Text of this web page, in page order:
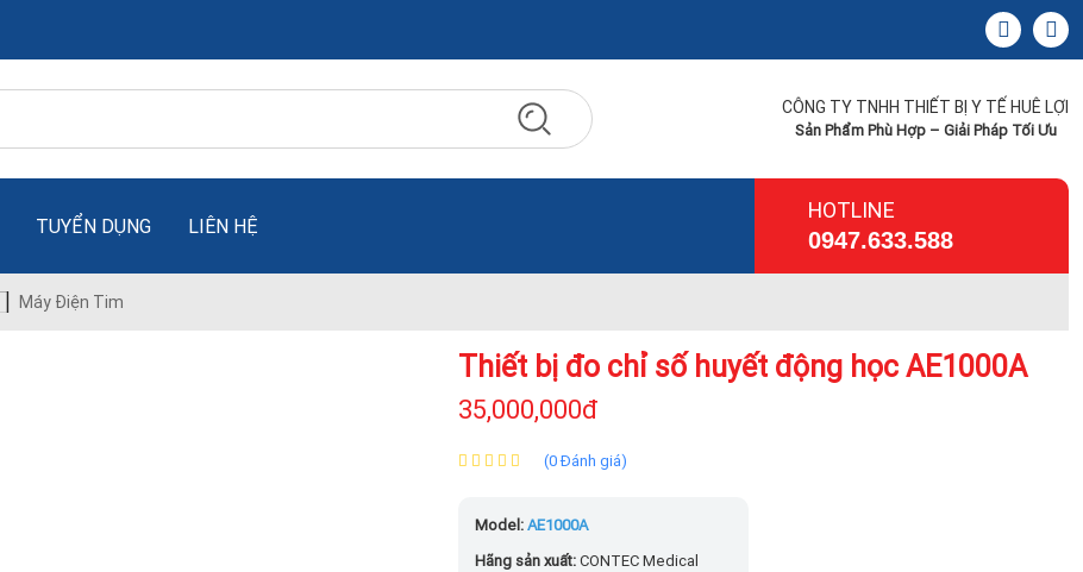
CÔNG TY TNHH THIẾT BỊ Y TẾ HUÊ LỢI
Sản Phẩm Phù Hợp – Giải Pháp Tối Ưu
TUYỂN DỤNG LIÊN HỆ
HOTLINE
0947.633.588
Máy Điện Tim
Thiết bị đo chỉ số huyết động học AE1000A
35,000,000đ
(0 Đánh giá)
Model:AE1000A
Hãng sản xuất:CONTEC Medical